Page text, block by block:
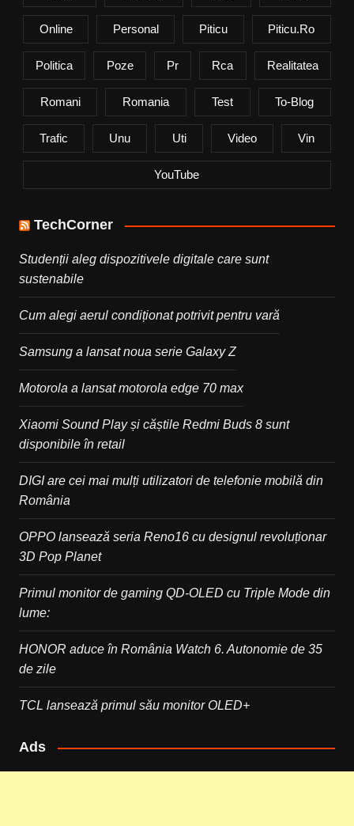
Online Personal Piticu Piticu.ro
Politica Poze Pr Rca Realitatea
Romani Romania Test To-Blog
Trafic Unu Uti Video Vin
YouTube
TechCorner
Studenții aleg dispozitivele digitale care sunt
sustenabile
Cum alegi aerul condiționat potrivit pentru vară
Samsung a lansat noua serie Galaxy Z
Motorola a lansat motorola edge 70 max
Xiaomi Sound Play și căștile Redmi Buds 8 sunt
disponibile în retail
DIGI are cei mai mulți utilizatori de telefonie mobilă din
România
OPPO lansează seria Reno16 cu designul revoluționar
3D Pop Planet
Primul monitor de gaming QD-OLED cu Triple Mode din
lume:
HONOR aduce în România Watch 6. Autonomie de 35
de zile
TCL lansează primul său monitor OLED+
Ads